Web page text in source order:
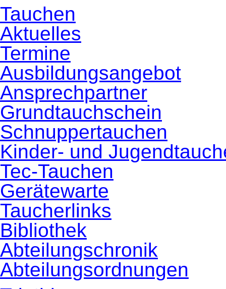
Tauchen
Aktuelles
Termine
Ausbildungsangebot
Ansprechpartner
Grundtauchschein
Schnuppertauchen
Kinder- und
Tec-Tauchen
Gerätewarte
Taucherlinks
Bibliothek
Abteilungschronik
Abteilungsordnungen